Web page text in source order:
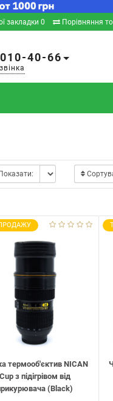
закладки 0 Порівняння
40-66
Показати:
термооб'єктив NICAN
Cup з підігрівом від
(Black)